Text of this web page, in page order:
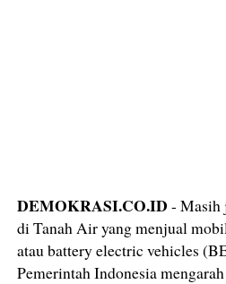
DEMOKRASI.CO.ID - Masih
di Tanah Air yang menjual
atau battery electric vehicles
Pemerintah Indonesia